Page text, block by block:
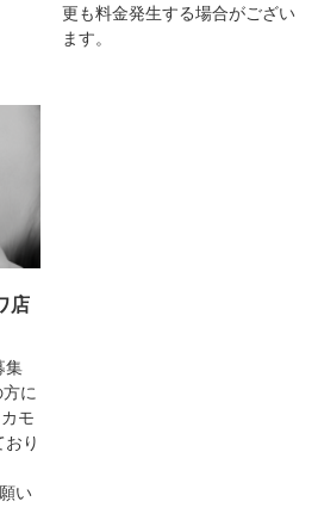
更も料金発生する場合がござい
ます。
店
集
に
モ
り
い